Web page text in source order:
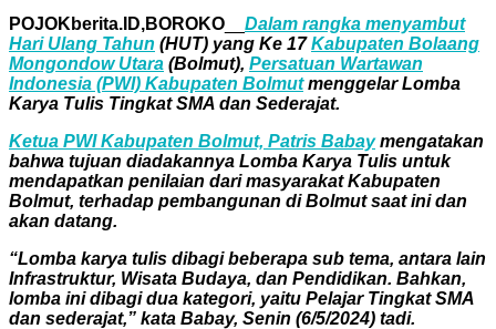
POJOKberita.ID,BOROKO
Dalam rangka menyambut
Hari Ulang Tahun (HUT) yang Ke 17Kabupaten Bolaang
Mongondow Utara (Bolmut), Persatuan Wartawan
Indonesia (PWI) Kabupaten Bolmutmenggelar Lomba
Karya Tulis Tingkat SMA dan Sederajat.
Ketua PWI Kabupaten Bolmut, Patris Babaymengatakan
bahwa tujuan diadakannya Lomba Karya Tulis untuk
mendapatkan penilaian dari masyarakat Kabupaten
Bolmut, terhadap pembangunan di Bolmut saat ini dan
akan datang.
“Lomba karya tulis dibagi beberapa sub tema, antara lain
Infrastruktur, Wisata Budaya, dan Pendidikan. Bahkan,
lomba ini dibagi dua kategori, yaitu Pelajar Tingkat SMA
dan sederajat,” kata Babay, Senin (6/5/2024) tadi.